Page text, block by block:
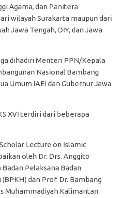
Agama, dan Panitera
wilayah Surakarta maupun dari
Jawa Tengah, DIY, dan Jawa
dihadiri Menteri PPN/Kepala
Nasional Bambang
Umum IAEI dan Gubernur Jawa
XVI terdiri dari beberapa
Lecture on Islamic
oleh Dr. Drs. Anggito
Badan Pelaksana Badan
dan Prof. Dr. Bambang
Muhammadiyah Kalimantan